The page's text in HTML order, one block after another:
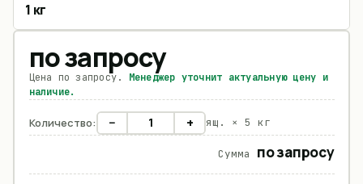
1 кг
по запросу
Цена по запросу. Менеджер уточнит актуальную цену и
наличие.
Количество: − + ящ. × 5 кг
Сумма по запросу